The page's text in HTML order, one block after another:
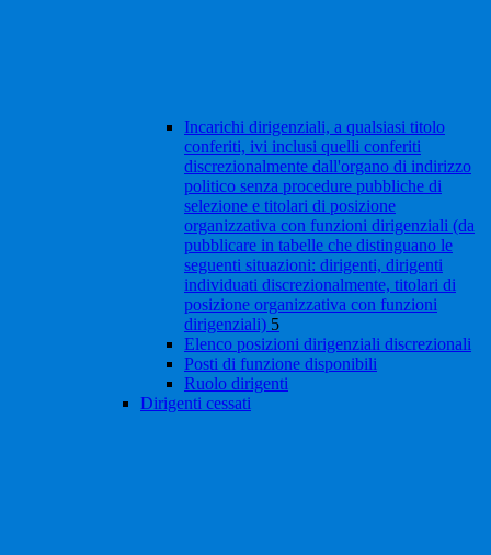
Incarichi dirigenziali, a qualsiasi titolo
conferiti, ivi inclusi quelli conferiti
discrezionalmente dall'organo di indirizzo
politico senza procedure pubbliche di
selezione e titolari di posizione
organizzativa con funzioni dirigenziali (da
pubblicare in tabelle che distinguano le
seguenti situazioni: dirigenti, dirigenti
individuati discrezionalmente, titolari di
posizione organizzativa con funzioni
dirigenziali) 5
Elenco posizioni dirigenziali discrezionali
Posti di funzione disponibili
Ruolo dirigenti
Dirigenti cessati